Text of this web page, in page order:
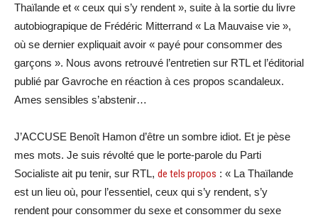
Thaïlande et « ceux qui s’y rendent », suite à la sortie du livre
autobiograpique de Frédéric Mitterrand « La Mauvaise vie »,
où se dernier expliquait avoir « payé pour consommer des
garçons ». Nous avons retrouvé l’entretien sur RTL et l’éditorial
publié par Gavroche en réaction à ces propos scandaleux.
Ames sensibles s’abstenir…
J’ACCUSE Benoît Hamon d’être un sombre idiot. Et je pèse
mes mots. Je suis révolté que le porte-parole du Parti
Socialiste ait pu tenir, sur RTL, de tels propos : « La Thaïlande
est un lieu où, pour l’essentiel, ceux qui s’y rendent, s’y
rendent pour consommer du sexe et consommer du sexe